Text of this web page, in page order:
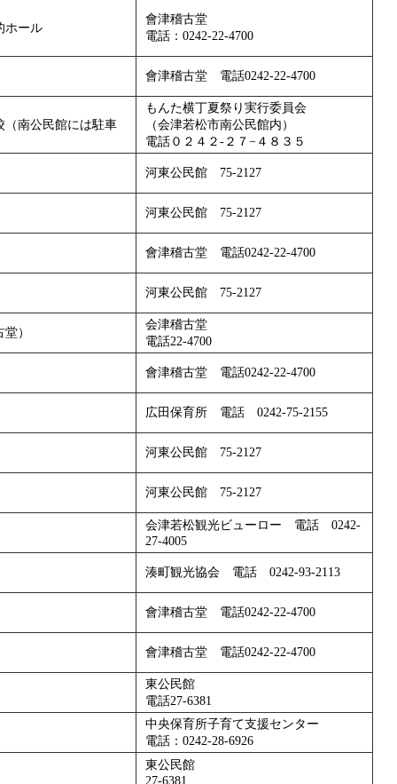
ホール
會津稽古堂
電話：0242-22-4700
會津稽古堂 電話0242-22-4700
南公民館には駐車
もんた横丁夏祭り実行委員会
（会津若松市南公民館内）
電話０２４２-２７−４８３５
河東公民館 75-2127
河東公民館 75-2127
會津稽古堂 電話0242-22-4700
河東公民館 75-2127
）
会津稽古堂
電話22-4700
會津稽古堂 電話0242-22-4700
広田保育所 電話 0242-75-2155
河東公民館 75-2127
河東公民館 75-2127
会津若松観光ビューロー 電話 0242-
27-4005
湊町観光協会 電話 0242-93-2113
會津稽古堂 電話0242-22-4700
會津稽古堂 電話0242-22-4700
東公民館
電話27-6381
中央保育所子育て支援センター
電話：0242-28-6926
東公民館
27-6381